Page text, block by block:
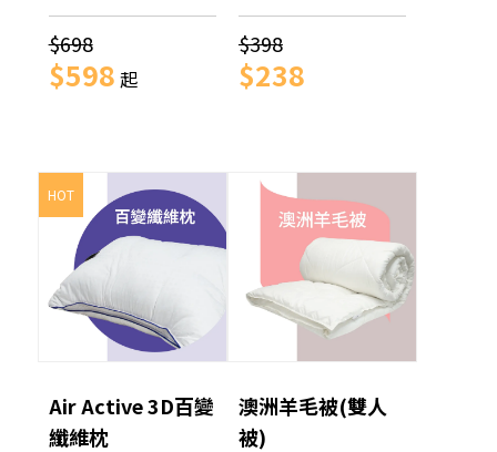
$698
$598 起
$398
$238
HOT
Air Active 3D百變
纖維枕
澳洲羊毛被(雙人
被)